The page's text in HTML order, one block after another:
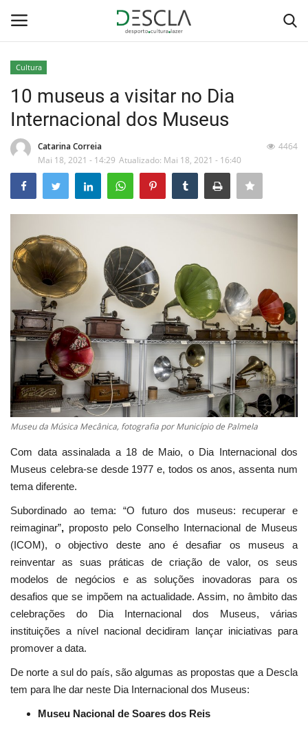
Home
...by Descla
Desporto
Sobre Nós
Educação
Estatuto Editorial
Saúde
Ficha técnica
Lazer
Ambiente
Cultura
10 museus a visitar no Dia
Internacional dos Museus
Catarina Correia
Mai 18, 2021 - 14:29 Atualizado: Mai 18, 2021 - 16:40
4464
Museu da Música Mecânica, fotografia por Município de Palmela
Com data assinalada a 18 de Maio, o Dia Internacional dos
Museus celebra-se desde 1977 e, todos os anos, assenta num
tema diferente.
Subordinado ao tema: “O futuro dos museus: recuperar e
reimaginar”, proposto pelo Conselho Internacional de Museus
(ICOM), o objectivo deste ano é desafiar os museus a
reinventar as suas práticas de criação de valor, os seus
modelos de negócios e as soluções inovadoras para os
desafios que se impõem na actualidade. Assim, no âmbito das
celebrações do Dia Internacional dos Museus, várias
instituições a nível nacional decidiram lançar iniciativas para
promover a data.
De norte a sul do país, são algumas as propostas que a Descla
tem para lhe dar neste Dia Internacional dos Museus:
Museu Nacional de Soares dos Reis